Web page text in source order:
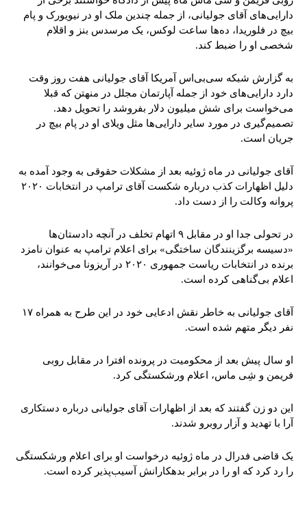
دارایی‌های آقای جولیانی، از جمله چندین ملک او در نیویورک و پام
بیچ در فلوریدا، ده‌ها ساعت لوکس، یک مرسدس بنز و اقلام
شخصی او را ضبط کند.
به گزارش شبکه سی‌بی‌اس آمریکا آقای جولیانی هفت روز وقت
دارد دارایی‌های خود از جمله آپارتمان مجلل در منهتن که قبلا
می‌خواست برای شش میلیون دلار بفروشد را تحویل دهد.
تصمیم‌گیری در مورد سایر دارایی‌ها مثل ویلای او در پام بیچ در
جریان است.
آقای جولیانی در ماه ژوئیه بعد از مشکلات حقوقی به وجود آمده به
دلیل اظهارات کذب درباره شکست آقای ترامپ در انتخابات ۲۰۲۰
پروانه وکالت را از دست داد.
در تحولی جدا او در مقابل ۹ اتهام تخلف در آنچه دادستان‌ها
«دسیسه برگزینندگان ساختگی» برای اعلام ترامپ به عنوان نامزد
برنده در انتخابات ریاست جمهوری ۲۰۲۰ در آریزونا می‌خوانند،
اعلام بی‌گناهی کرده است.
آقای جولیانی به خاطر نقش ادعایی خود در این طرح به همراه ۱۷
نفر دیگر متهم شده است.
او سال پیش بعد از محکومیت در پرونده افترا در مقابل روبی
فریمن و شِی ماس، اعلام ورشکستگی کرد.
این دو زن گفتند که بعد از اظهارات آقای جولیانی درباره دستکاری
آرا با تهدید و آزار روبرو شدند.
یک قاضی فدرال در ماه ژوئیه درخواست او برای اعلام ورشکستگی
را رد کرد که او را در برابر بدهکارانش آسیب‌پذیر کرده است.